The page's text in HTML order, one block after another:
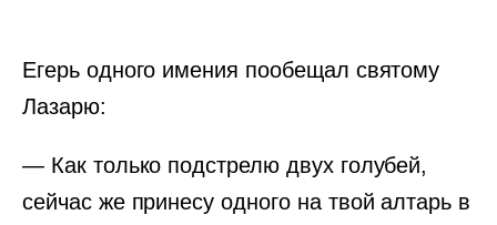
Егерь одного имения пообещал святому
Лазарю:
— Как только подстрелю двух голубей,
сейчас же принесу одного на твой алтарь в